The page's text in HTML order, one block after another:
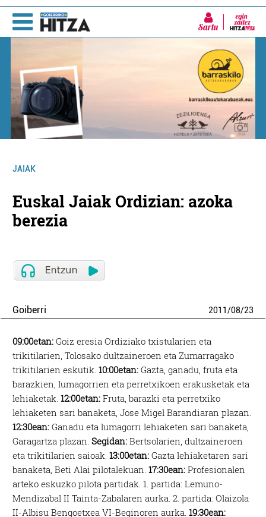
Sartu
JAIAK
Euskal Jaiak Ordizian: azoka
berezia
Goiberri 2011/08/23
09:00etan:Goiz eresia Ordiziako txistularien eta
trikitilarien, Tolosako dultzaineroen eta Zumarragako
trikitilarien eskutik.10:00etan: Gazta, ganadu, fruta eta
barazkien, lumagorrien eta perretxikoen erakusketak eta
lehiaketak.12:00etan: Fruta, barazki eta perretxiko
lehiaketen sari banaketa, Jose Migel Barandiaran plazan.
12:30ean: Ganadu eta lumagorri lehiaketen sari banaketa,
Garagartza plazan.Segidan: Bertsolarien, dultzaineroen
eta trikitilarien saioak.13:00etan: Gazta lehiaketaren sari
banaketa, Beti Alai pilotalekuan.17:30ean: Profesionalen
arteko eskuzko pilota partidak. 1. partida: Lemuno-
Mendizabal II Tainta-Zabalaren aurka. 2. partida: Olaizola
II-Albisu Bengoetxea VI-Beginoren aurka.19:30ean: